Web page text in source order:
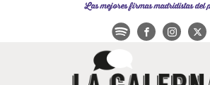
Las mejores firmas madridistas del